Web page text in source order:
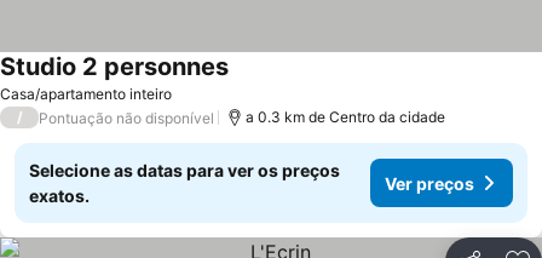
Casa/apartamento inteiro
Studio 2 personnesVer preços
/ Pontuação não disponível a 0.3 km de Centro da cidade
Selecione as datas para ver os preços
exatos.
Ver preços